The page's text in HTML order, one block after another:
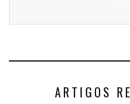
ARTIGOS